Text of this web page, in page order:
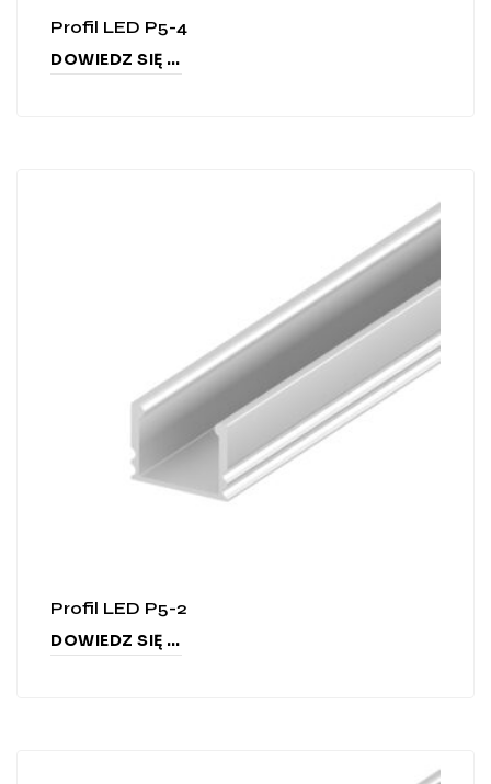
Profil LED P5-4
DOWIEDZ SIĘ WIĘCEJ
Profil LED P5-2
DOWIEDZ SIĘ WIĘCEJ